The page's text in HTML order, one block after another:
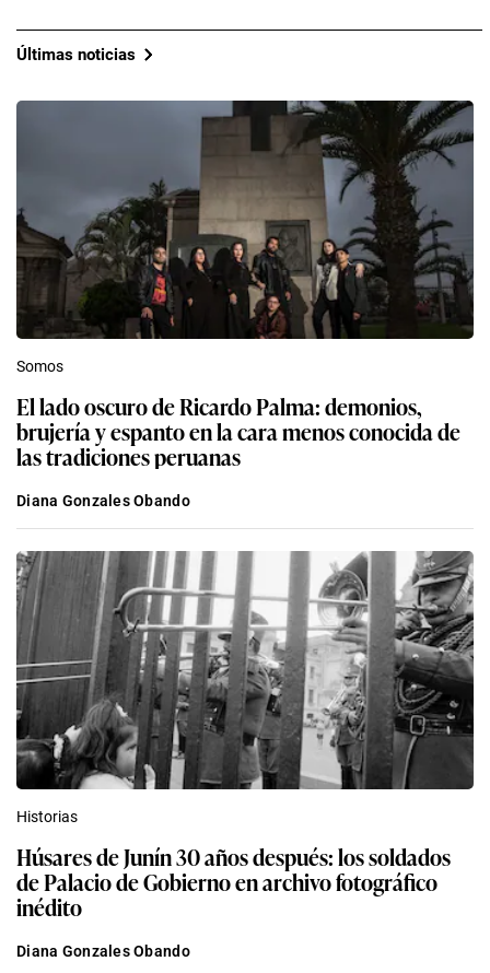
Últimas noticias
Somos
El lado oscuro de Ricardo Palma: demonios,
brujería y espanto en la cara menos conocida de
las tradiciones peruanas
Diana Gonzales Obando
Historias
Húsares de Junín 30 años después: los soldados
de Palacio de Gobierno en archivo fotográfico
inédito
Diana Gonzales Obando